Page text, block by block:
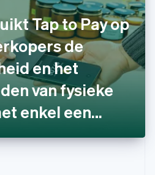
Tap to Pay op
de
en het
van fysieke
enkel een